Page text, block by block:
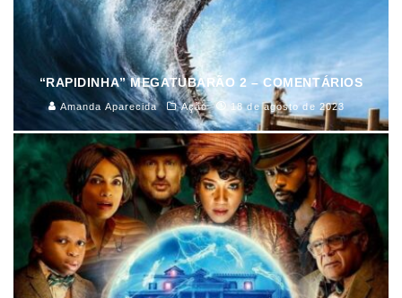
“RAPIDINHA” MEGATUBARÃO 2 – COMENTÁRIOS
Amanda Aparecida Ação 18 de agosto de 2023